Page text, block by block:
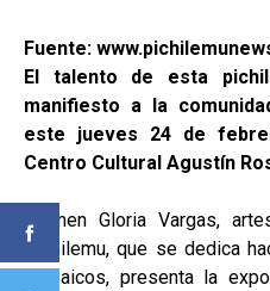
Fuente:
El talento de esta
manifiesto a la
este jueves 24 de
Centro Cultural Agustín
Carmen Gloria Vargas,
Pichilemu, que se dedica
mosaicos, presenta la